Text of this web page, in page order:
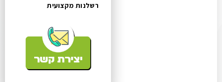
רשלנות מקצועית